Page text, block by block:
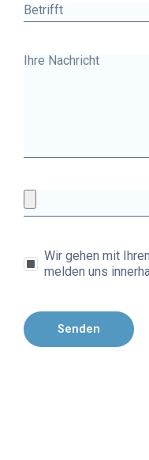
Wir gehen mit
melden uns
Senden